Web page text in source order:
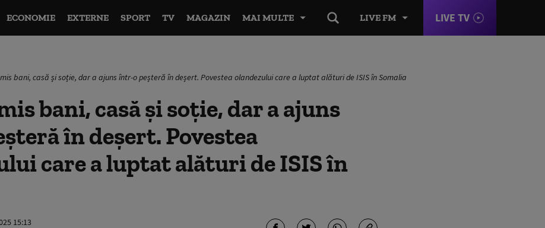
LIVE FM LIVE TV
ECONOMIE EXTERNE SPORT TV MAGAZIN MAI MULTE
bani, casă și soție, dar a ajuns într-o peșteră în deșert. Povestea olandezului care a luptat alături de ISIS în Somalia
bani, casă și soție, dar a ajuns
în deșert. Povestea
care a luptat alături de ISIS în
15:13